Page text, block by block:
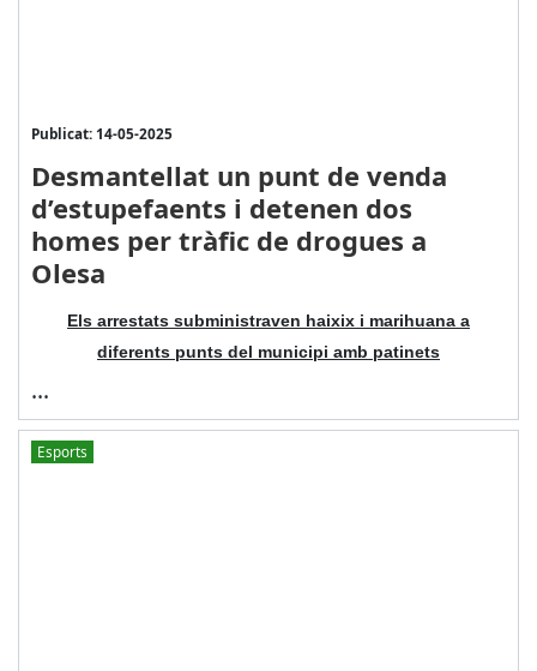
Publicat: 14-05-2025
Desmantellat un punt de venda
d’estupefaents i detenen dos
homes per tràfic de drogues a
Olesa
Els arrestats subministraven haixix i marihuana a
diferents punts del municipi amb patinets
...
Esports